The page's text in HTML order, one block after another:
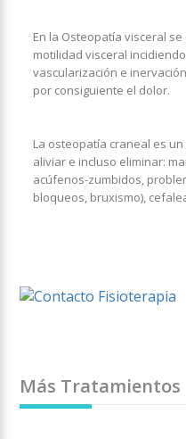
En la Osteopatía visceral
motilidad visceral
vascularización e
por consiguiente el dolor.
La osteopatía craneal es
aliviar e incluso eliminar:
acúfenos-zumbidos,
bloqueos, bruxismo),
Más Tratamientos